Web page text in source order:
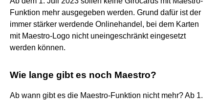
Funktion mehr ausgegeben werden. Grund dafür ist der
immer stärker werdende Onlinehandel, bei dem Karten
mit Maestro-Logo nicht uneingeschränkt eingesetzt
werden können.
Wie lange gibt es noch Maestro?
Ab wann gibt es die Maestro-Funktion nicht mehr? Ab 1.